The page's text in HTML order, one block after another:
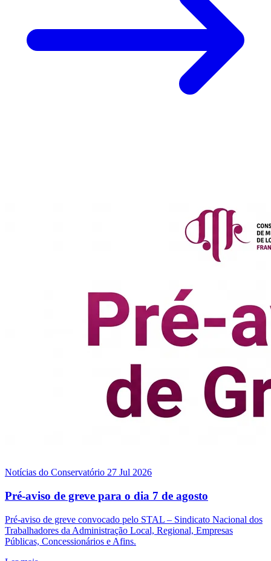
Notícias do Conservatório 27 Jul 2026
Pré-aviso de greve para o dia 7 de agosto
Pré-aviso de greve convocado pelo STAL – Sindicato Nacional dos
Trabalhadores da Administração Local, Regional, Empresas
Públicas, Concessionários e Afins.